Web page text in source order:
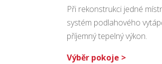
Při rekonstrukci jedné
systém podlahového
příjemný tepelný výkon.
Výběr pokoje >